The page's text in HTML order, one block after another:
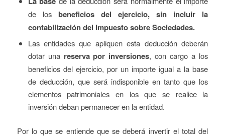
de los beneficios del ejercicio, sin incluir la
contabilización del Impuesto sobre Sociedades.
Las entidades que apliquen esta deducción deberán
dotar una reserva por inversiones, con cargo a los
beneficios del ejercicio, por un importe igual a la base
de deducción, que será indisponible en tanto que los
elementos patrimoniales en los que se realice la
inversión deban permanecer en la entidad.
Por lo que se entiende que se deberá invertir el total del